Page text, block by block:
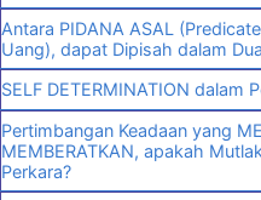
Antara PIDANA ASAL
Uang), dapat Dipisah dalam
SELF DETERMINATION dalam
Pertimbangan Keadaan yang
MEMBERATKAN, apakah
Perkara?